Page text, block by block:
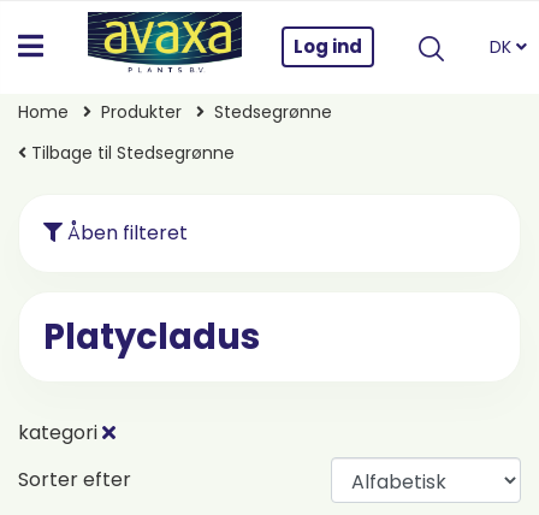
Log ind DK
Home Produkter
Stedsegrønne
Tilbage til Stedsegrønne
Åben filteret
Platycladus
kategori
Sorter efter